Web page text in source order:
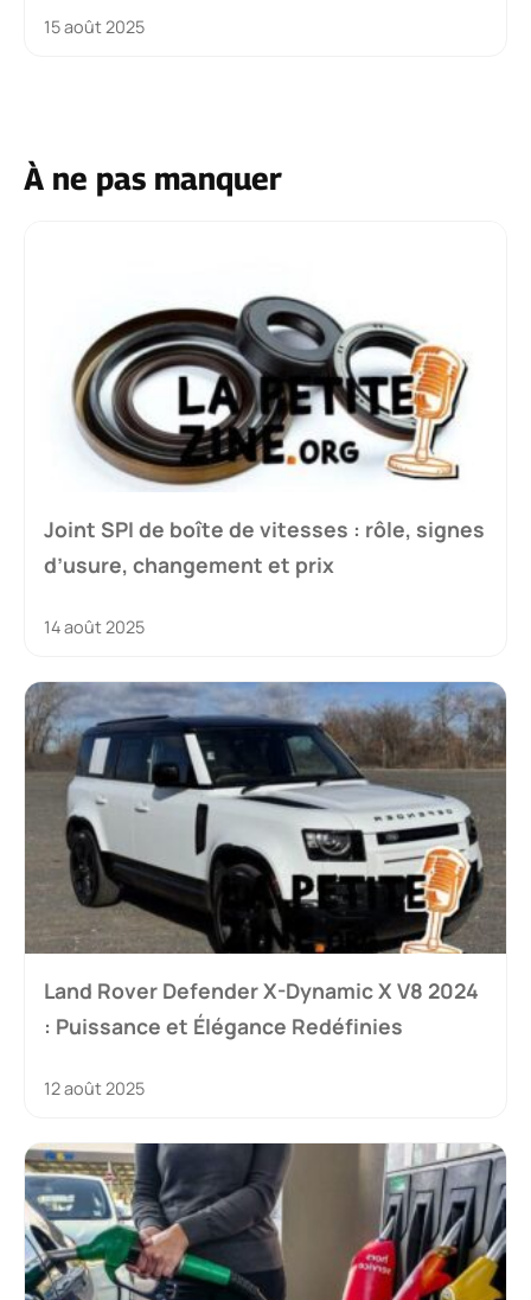
15 août 2025
À ne pas manquer
Joint SPI de boîte de vitesses : rôle, signes
d’usure, changement et prix
14 août 2025
Land Rover Defender X-Dynamic X V8 2024
: Puissance et Élégance Redéfinies
12 août 2025